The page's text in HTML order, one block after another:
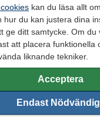
kan du läsa allt
hur du kan justera dina
ge ditt samtycke. Om du
att placera funktionella
liknande tekniker.
Acceptera
Endast
kunder!
så skickar vi idag!